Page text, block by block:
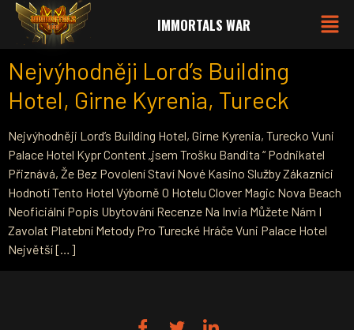
IMMORTALS WAR
Nejvýhodněji Lord’s Building
Hotel, Girne Kyrenia, Tureck
Nejvýhodněji Lord’s Building Hotel, Girne Kyrenia, Turecko Vuni
Palace Hotel Kypr Content „jsem Trošku Bandita “ Podnikatel
Přiznává, Že Bez Povolení Staví Nové Kasino Služby Zákazníci
Hodnotí Tento Hotel Výborně O Hotelu Clover Magic Nova Beach
Neoficiální Popis Ubytování Recenze Na Invia Můžete Nám I
Zavolat Platební Metody Pro Turecké Hráče Vuni Palace Hotel
Největší […]